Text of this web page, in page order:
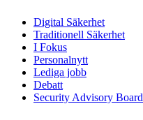
Digital Säkerhet
Traditionell Säkerhet
I Fokus
Personalnytt
Lediga jobb
Debatt
Security Advisory Board